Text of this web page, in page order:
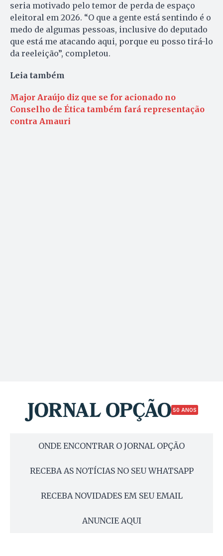
seria motivado pelo temor de perda de espaço
eleitoral em 2026. “O que a gente está sentindo é o
medo de algumas pessoas, inclusive do deputado
que está me atacando aqui, porque eu posso tirá-lo
da reeleição”, completou.
Leia também
Major Araújo diz que se for acionado no
Conselho de Ética também fará representação
contra Amauri
50 ANOS
ONDE ENCONTRAR O JORNAL OPÇÃO
RECEBA AS NOTÍCIAS NO SEU WHATSAPP
RECEBA NOVIDADES EM SEU EMAIL
ANUNCIE AQUI